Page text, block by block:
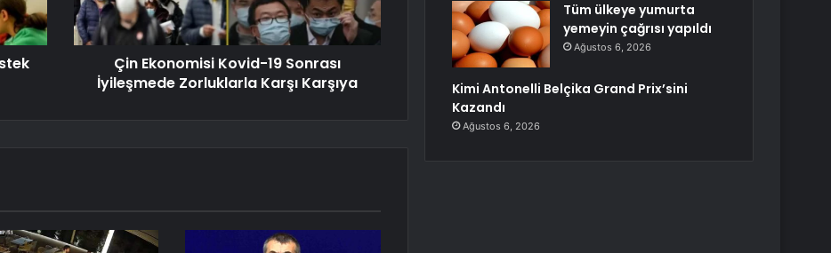
Çin Ekonomisi Kovid-19 Sonrası
İyileşmede Zorluklarla Karşı Karşıya
Tüm ülkeye yumurta
yemeyin çağrısı yapıldı
Ağustos 6, 2026
Kimi Antonelli Belçika Grand Prix’sini
Kazandı
Ağustos 6, 2026